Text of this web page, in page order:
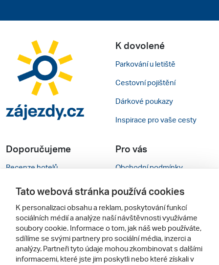
K dovolené
Parkování u letiště
Cestovní pojištění
Dárkové poukazy
Inspirace pro vaše cesty
Doporučujeme
Recenze hotelů
Rady na cestu
Cestovní kanceláře
Zájazdy.sk
Pro vás
Obchodní podmínky
Kontakty
Nastavení cookies
Mobilní verze webu
Sledujte nás
Tato webová stránka používá cookies
K personalizaci obsahu a reklam, poskytování funkcí
sociálních médií a analýze naší návštěvnosti využíváme
soubory cookie. Informace o tom, jak náš web používáte,
sdílíme se svými partnery pro sociální média, inzerci a
analýzy. Partneři tyto údaje mohou zkombinovat s dalšími
informacemi, které jste jim poskytli nebo které získali v